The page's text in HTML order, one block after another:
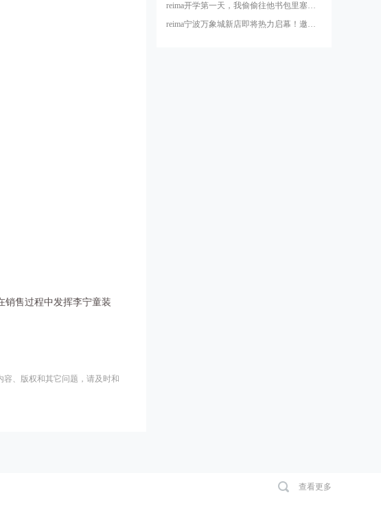
销售过程中发挥李宁童装
、版权和其它问题，请及时和
reima开学第一天，我偷偷往他书包里塞了件……
reima宁波万象城新店即将热力启幕！邀孩子们奔向阳光，玩水一夏
查看更多